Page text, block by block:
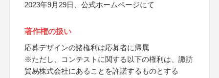
2023年9月29日、公式ホームページにて
著作権の扱い
応募デザインの諸権利は応募者に帰属
※ただし、コンテストに関する以下の権利は、諏訪
貿易株式会社にあることを許諾するものとする